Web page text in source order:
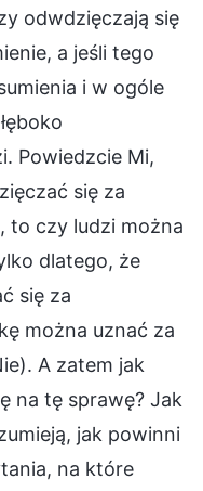
odwdzięczają się
a jeśli tego
i w ogóle
Powiedzcie Mi,
się za
to czy ludzi można
dlatego, że
się za
można uznać za
A zatem jak
na tę sprawę? Jak
jak powinni
na które